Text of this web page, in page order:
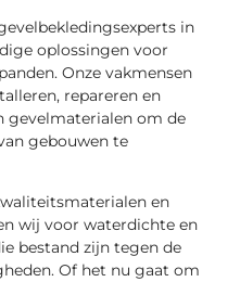
in
oplossingen voor
Onze vakmensen
repareren en
gevelmaterialen om de
gebouwen te
en
wij voor waterdichte en
bestand zijn tegen de
Of het nu gaat om